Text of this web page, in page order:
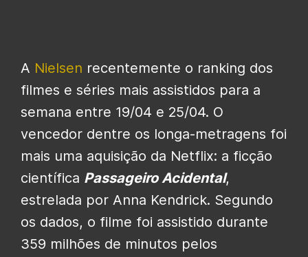
A Nielsen recentemente o ranking dos
filmes e séries mais assistidos para a
semana entre 19/04 e 25/04. O
vencedor dentre os longa-metragens foi
mais uma aquisição da Netflix: a ficção
científica Passageiro Acidental,
estrelada por Anna Kendrick. Segundo
os dados, o filme foi assistido durante
359 milhões de minutos pelos